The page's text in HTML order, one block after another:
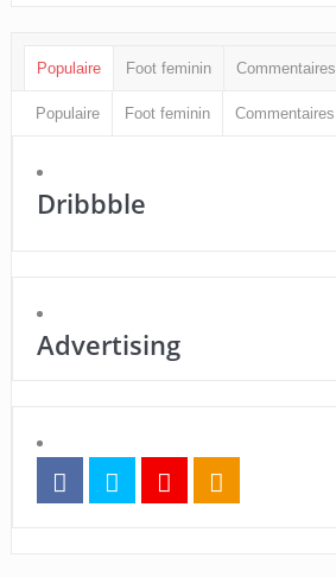
Populaire Foot feminin Commentaires
Populaire Foot feminin Commentaires
Dribbble
Advertising